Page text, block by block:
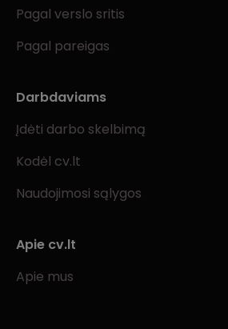
Pagal verslo sritis
Pagal pareigas
Darbdaviams
Įdėti darbo skelbimą
Kodėl cv.lt
Naudojimosi sąlygos
Apie cv.lt
Apie mus